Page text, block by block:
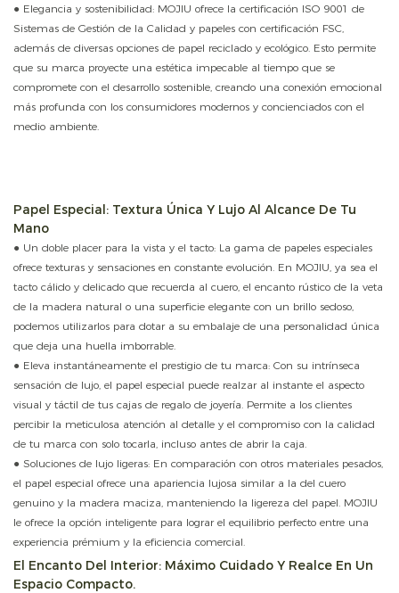
● Elegancia y sostenibilidad: MOJIU ofrece la certificación ISO 9001 de
Sistemas de Gestión de la Calidad y papeles con certificación FSC,
además de diversas opciones de papel reciclado y ecológico. Esto permite
que su marca proyecte una estética impecable al tiempo que se
compromete con el desarrollo sostenible, creando una conexión emocional
más profunda con los consumidores modernos y concienciados con el
medio ambiente.
Papel Especial: Textura Única Y Lujo Al Alcance De Tu
Mano
● Un doble placer para la vista y el tacto: La gama de papeles especiales
ofrece texturas y sensaciones en constante evolución. En MOJIU, ya sea el
tacto cálido y delicado que recuerda al cuero, el encanto rústico de la veta
de la madera natural o una superficie elegante con un brillo sedoso,
podemos utilizarlos para dotar a su embalaje de una personalidad única
que deja una huella imborrable.
● Eleva instantáneamente el prestigio de tu marca: Con su intrínseca
sensación de lujo, el papel especial puede realzar al instante el aspecto
visual y táctil de tus cajas de regalo de joyería. Permite a los clientes
percibir la meticulosa atención al detalle y el compromiso con la calidad
de tu marca con solo tocarla, incluso antes de abrir la caja.
● Soluciones de lujo ligeras: En comparación con otros materiales pesados,
el papel especial ofrece una apariencia lujosa similar a la del cuero
genuino y la madera maciza, manteniendo la ligereza del papel. MOJIU
le ofrece la opción inteligente para lograr el equilibrio perfecto entre una
experiencia prémium y la eficiencia comercial.
El Encanto Del Interior: Máximo Cuidado Y Realce En Un
Espacio Compacto.